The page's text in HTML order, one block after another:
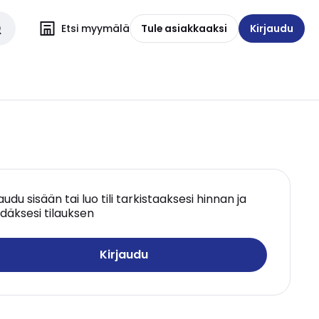
Etsi myymälä Tule asiakkaaksi Kirjaudu
sisään tai luo tili tarkistaaksesi hinnan ja
tilauksen
Kirjaudu